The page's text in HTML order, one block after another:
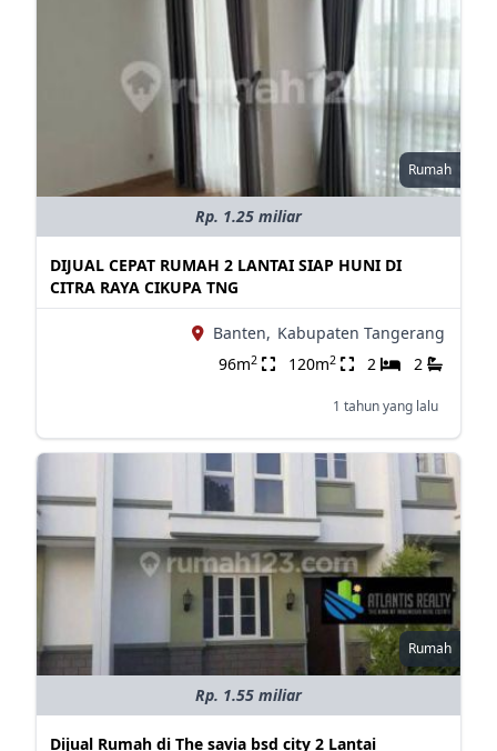
Rumah
Rp. 1.25 miliar
DIJUAL CEPAT RUMAH 2 LANTAI SIAP HUNI DI
CITRA RAYA CIKUPA TNG
Banten, Kabupaten Tangerang
96m2 120m2 2 2
1 tahun yang lalu
Rumah
Rp. 1.55 miliar
Dijual Rumah di The savia bsd city 2 Lantai